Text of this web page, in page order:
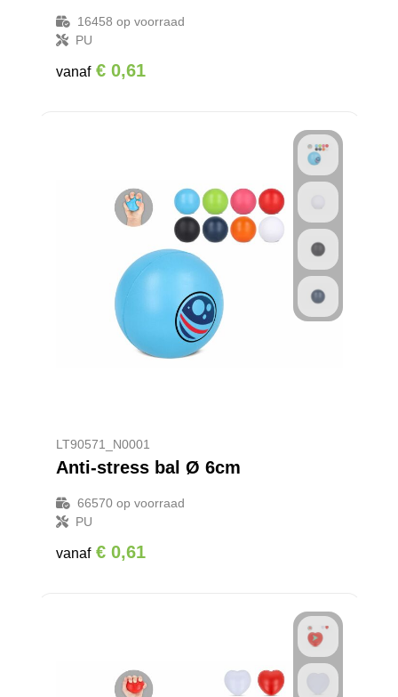
16458 op voorraad
PU
vanaf € 0,61
LT90571_N0001
Anti-stress bal Ø 6cm
66570op voorraad
PU
vanaf € 0,61